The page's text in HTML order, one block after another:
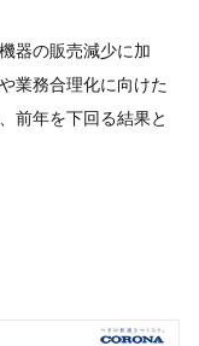
器の販売減少に加
業務合理化に向けた
前年を下回る結果と